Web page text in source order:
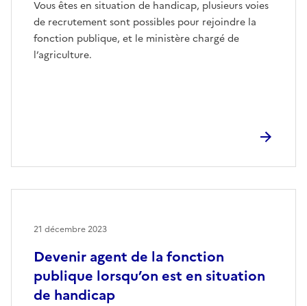
Vous êtes en situation de handicap, plusieurs voies
de recrutement sont possibles pour rejoindre la
fonction publique, et le ministère chargé de
l’agriculture.
Devenir agent de la fonction
publique lorsqu’on est en situation
de handicap
21 décembre 2023